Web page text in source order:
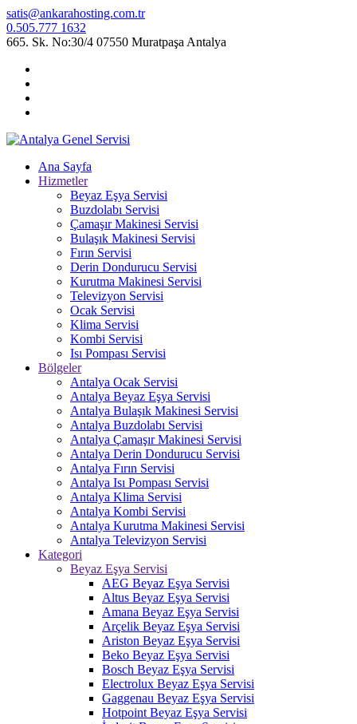
satis@ankarahosting.com.tr
0.505.777 1632
665. Sk. No:30/4 07550 Muratpaşa Antalya
Ana Sayfa
Hizmetler
Beyaz Eşya Servisi
Buzdolabı Servisi
Çamaşır Makinesi Servisi
Bulaşık Makinesi Servisi
Fırın Servisi
Derin Dondurucu Servisi
Kurutma Makinesi Servisi
Televizyon Servisi
Ocak Servisi
Klima Servisi
Kombi Servisi
Isı Pompası Servisi
Bölgeler
Antalya Ocak Servisi
Antalya Beyaz Eşya Servisi
Antalya Bulaşık Makinesi Servisi
Antalya Buzdolabı Servisi
Antalya Çamaşır Makinesi Servisi
Antalya Derin Dondurucu Servisi
Antalya Fırın Servisi
Antalya Isı Pompası Servisi
Antalya Klima Servisi
Antalya Kombi Servisi
Antalya Kurutma Makinesi Servisi
Antalya Televizyon Servisi
Kategori
Beyaz Eşya Servisi
AEG Beyaz Eşya Servisi
Altus Beyaz Eşya Servisi
Amana Beyaz Eşya Servisi
Arçelik Beyaz Eşya Servisi
Ariston Beyaz Eşya Servisi
Beko Beyaz Eşya Servisi
Bosch Beyaz Eşya Servisi
Electrolux Beyaz Eşya Servisi
Gaggenau Beyaz Eşya Servisi
Hotpoint Beyaz Eşya Servisi